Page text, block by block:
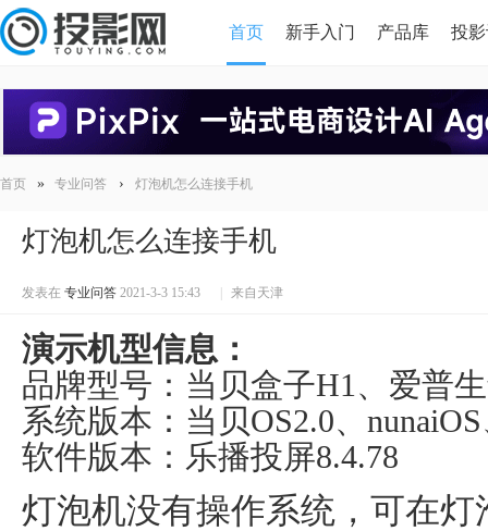
首页 新手入门 产品库 投
HDMI版本对比
首页 » 专业问答 › 灯泡机怎么连接手机
灯泡机怎么连接手机
发表在 专业问答 2021-3-3 15:43 来自天津
演示机型信息：
品牌型号：当贝盒子H1、爱普
系统版本：当贝OS2.0、
软件版本：乐播投屏8.4.78
灯泡机没有操作系统，可在